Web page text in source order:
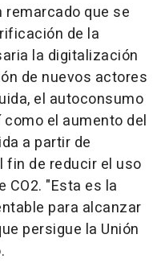
remarcado que se
de la
la digitalización
de nuevos actores
el autoconsumo
el aumento del
a partir de
fin de reducir el uso
"Esta es la
para alcanzar
persigue la Unión